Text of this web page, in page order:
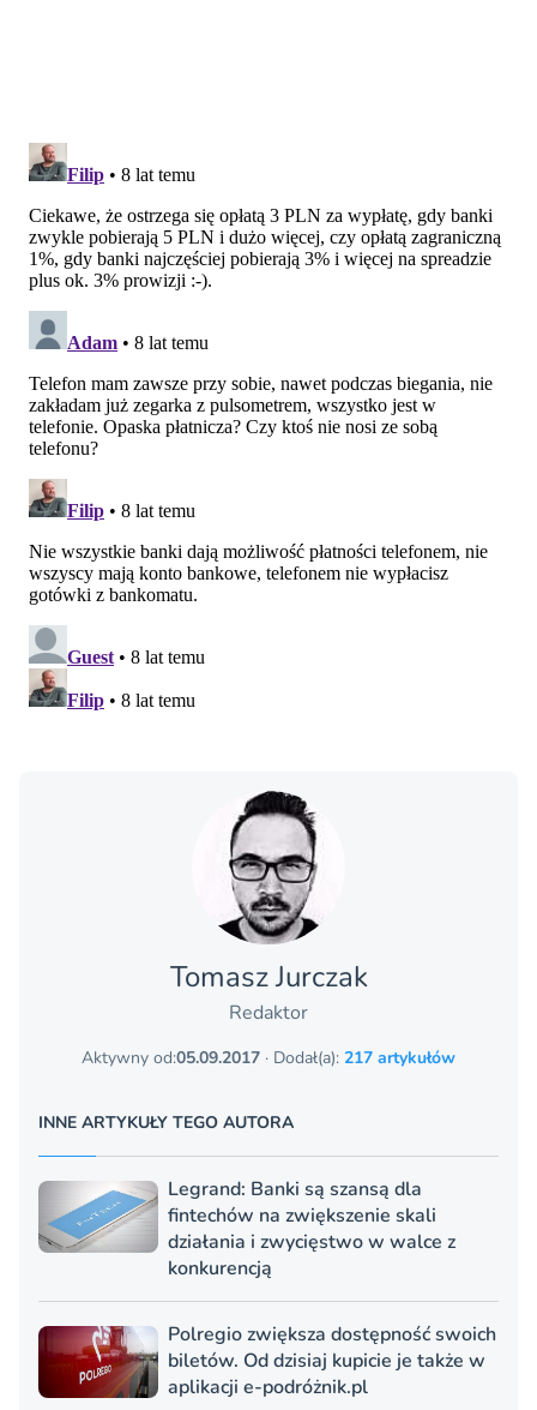
Tomasz Jurczak
Redaktor
Aktywny od:05.09.2017 · Dodał(a): 217 artykułów
INNE ARTYKUŁY TEGO AUTORA
Legrand: Banki są szansą dla
fintechów na zwiększenie skali
działania i zwycięstwo w walce z
konkurencją
Polregio zwiększa dostępność swoich
biletów. Od dzisiaj kupicie je także w
aplikacji e-podróżnik.pl